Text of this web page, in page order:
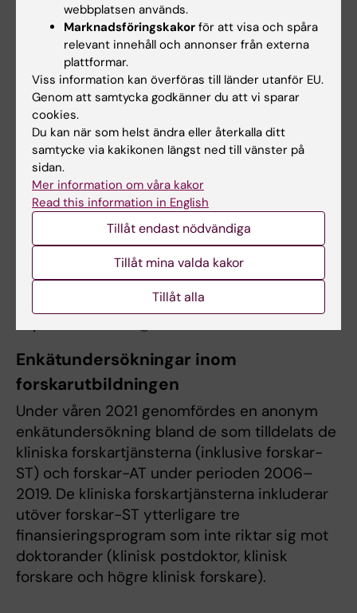
Övriga frågor om AT-tjänstgöringen:
Karolinska Universitetssjukhuset: AT-chef;
Christian Gustavsson
Danderyds sjukhus:Louise Hagander
Studierektor för AT
Södersjukhuset:
Capio S:t Göran:Katarina Hallén Grufman
sjukhusövergripande AT-chef.
Handläggare, forskar-AT
Kia Olsson
Enkätundersökningar inom
forskarutbildningen
Under våren 2021 genomfördes en anonym
enkätundersökning bland de som tilldelats de
kliniska forskartjänsterna (inklusive forskar-
ST) och forskar-AT under perioden 2006–
2019. De kliniska forskartjänsterna inkluderar
utöver forskar-ST ytterligare tre
finansieringsprogram som inte riktar sig mot
doktorander (klinisk postdoktor, klinisk
forskare och högre klinisk forskare).
webbplatsen används.
Marknadsföringskakor för att visa och spåra
relevant innehåll och annonser från externa
plattformar.
Viss information kan överföras till länder utanför EU.
Genom att samtycka godkänner du att vi sparar
cookies.
Du kan när som helst ändra eller återkalla ditt
samtycke via kakikonen längst ned till vänster på
sidan.
Mer information om våra kakor
Read this information in English
Tillåt endast nödvändiga
Tillåt mina valda kakor
Tillåt alla